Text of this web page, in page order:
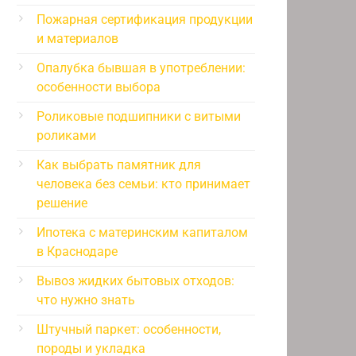
Пожарная сертификация продукции
и материалов
Опалубка бывшая в употреблении:
особенности выбора
Роликовые подшипники с витыми
роликами
Как выбрать памятник для
человека без семьи: кто принимает
решение
Ипотека с материнским капиталом
в Краснодаре
Вывоз жидких бытовых отходов:
что нужно знать
Штучный паркет: особенности,
породы и укладка